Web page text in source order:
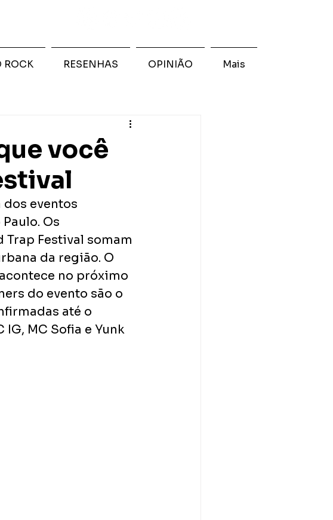
você
dos eventos
Os
Festival somam
da região. O
no próximo
do evento são o
até o
MC Sofia e Yunk
ROCK RESENHAS OPINIÃO Mais